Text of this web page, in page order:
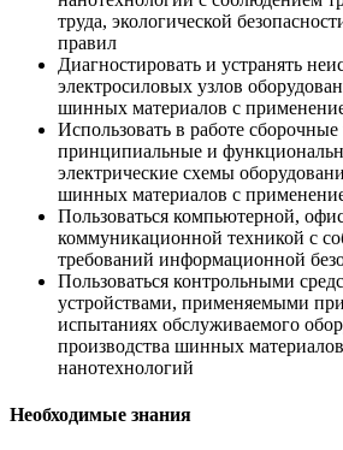
труда, экологической
правил
Диагностировать и устранять
электросиловых узлов
шинных материалов с
Использовать в работе
принципиальные и
электрические схемы
шинных материалов с
Пользоваться компьютерной,
коммуникационной техникой с
требований информационной
Пользоваться контрольными
устройствами, применяемыми
испытаниях обслуживаемого
производства шинных
нанотехнологий
Необходимые знания